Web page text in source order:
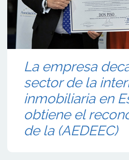
La empresa
sector de la
inmobiliaria en
obtiene el
de la (AEDEEC)